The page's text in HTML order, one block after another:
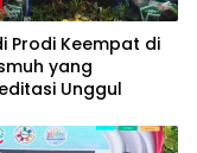
Prodi Keempat di
yang
Unggul